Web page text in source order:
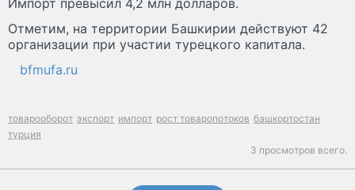
Импорт превысил 4,2 млн долларов.
Отметим, на территории Башкирии действуют 42
организации при участии турецкого капитала.
bfmufa.ru
товарооборот экспорт импорт рост товаропотоков башкортостан
турция
3 просмотров всего.